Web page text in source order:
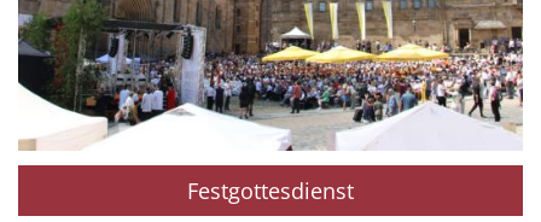
Festgottesdienst